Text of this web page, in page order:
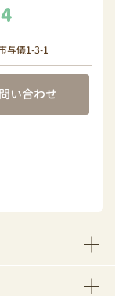
与儀1-3-1
い合わせ